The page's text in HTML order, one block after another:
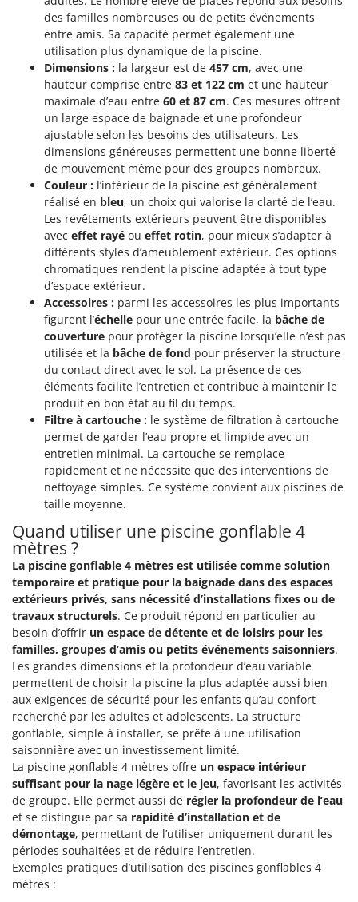
Soufreuses - Poudreuses pour tracteur
Taille-haies
Taille-haies à bras pour tracteur
Tarières
Tondeuses à Gazon
Tondeuses autoportées
Tondeuses débroussailleuses thermiques
Trancheuses
Trancheuses de sol
Transpalettes
Treuils de débardage
Tronçonneuses
Vêtements de Sécurité
Vibroculteurs à tracteur
Kemper
Keter
KitchenAid
Komo
Laica
Lampacrescia - MGM
Landxcape
LAR Casalinghi
Lavor
Linea VZ
Lisam
Lotusgrill
M.A.I.BO.
Macom
Macte Ovens
Makita
MAMMAMIA
Marcato
Marina Systems
Master
Mastercook
Masterpro
McCulloch
MCH
Michelin
Mille
Minox
Mockmill
More than chef
MOSA
MOVA
Mowox
MTD
N
New O.M.R.A.
Nilfisk
des familles nombreuses ou de petits événements
entre amis. Sa capacité permet également une
utilisation plus dynamique de la piscine.
Dimensions : la largeur est de 457 cm, avec une
hauteur comprise entre 83 et 122 cm et une hauteur
maximale d’eau entre 60 et 87 cm. Ces mesures offrent
un large espace de baignade et une profondeur
ajustable selon les besoins des utilisateurs. Les
dimensions généreuses permettent une bonne liberté
de mouvement même pour des groupes nombreux.
Couleur : l’intérieur de la piscine est généralement
réalisé en bleu, un choix qui valorise la clarté de l’eau.
Les revêtements extérieurs peuvent être disponibles
avec effet rayé ou effet rotin, pour mieux s’adapter à
différents styles d’ameublement extérieur. Ces options
chromatiques rendent la piscine adaptée à tout type
d’espace extérieur.
Accessoires : parmi les accessoires les plus importants
figurent l’échelle pour une entrée facile, la bâche de
couverture pour protéger la piscine lorsqu’elle n’est pas
utilisée et la bâche de fond pour préserver la structure
du contact direct avec le sol. La présence de ces
éléments facilite l’entretien et contribue à maintenir le
produit en bon état au fil du temps.
Filtre à cartouche : le système de filtration à cartouche
permet de garder l’eau propre et limpide avec un
entretien minimal. La cartouche se remplace
rapidement et ne nécessite que des interventions de
nettoyage simples. Ce système convient aux piscines de
taille moyenne.
Quand utiliser une piscine gonflable 4
mètres ?
La piscine gonflable 4 mètres est utilisée comme solution
temporaire et pratique pour la baignade dans des espaces
extérieurs privés, sans nécessité d’installations fixes ou de
travaux structurels. Ce produit répond en particulier au
besoin d’offrir un espace de détente et de loisirs pour les
familles, groupes d’amis ou petits événements saisonniers.
Les grandes dimensions et la profondeur d’eau variable
permettent de choisir la piscine la plus adaptée aussi bien
aux exigences de sécurité pour les enfants qu’au confort
recherché par les adultes et adolescents. La structure
gonflable, simple à installer, se prête à une utilisation
saisonnière avec un investissement limité.
La piscine gonflable 4 mètres offre un espace intérieur
suffisant pour la nage légère et le jeu, favorisant les activités
de groupe. Elle permet aussi de régler la profondeur de l’eau
et se distingue par sa rapidité d’installation et de
démontage, permettant de l’utiliser uniquement durant les
périodes souhaitées et de réduire l’entretien.
Exemples pratiques d’utilisation des piscines gonflables 4
mètres :